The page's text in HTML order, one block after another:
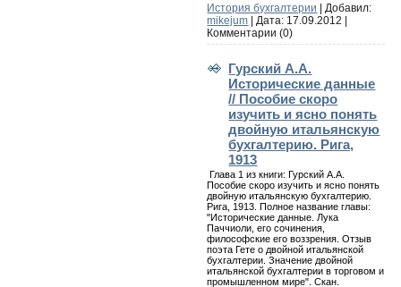
История бухгалтерии
| Добавил:
mikejum | Дата: 17.09.2012
Комментарии (0)
Гурский А.А.
Исторические данные
// Пособие скоро
изучить и ясно понять
двойную итальянскую
бухгалтерию. Рига,
1913
Глава 1 из книги: Гурский А.А.
Пособие скоро изучить и ясно понять
двойную итальянскую бухгалтерию.
Рига, 1913. Полное название главы:
"Исторические данные. Лука
Паччиоли, его сочинения,
философские его воззрения. Отзыв
поэта Гете о двойной итальянской
бухгалтерии. Значение двойной
итальянской бухгалтерии в торговом и
промышленном мире". Скан.